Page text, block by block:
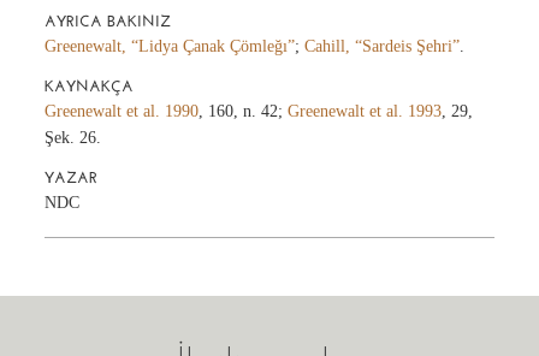
AYRICA BAKINIZ
Greenewalt, “Lidya Çanak Çömleğı”;Cahill, “Sardeis Şehri”
KAYNAKÇA
Greenewalt et al. 1990 , 160, n. 42;Greenewalt et al. 1993 , 29,
Şek. 26.
YAZAR
NDC